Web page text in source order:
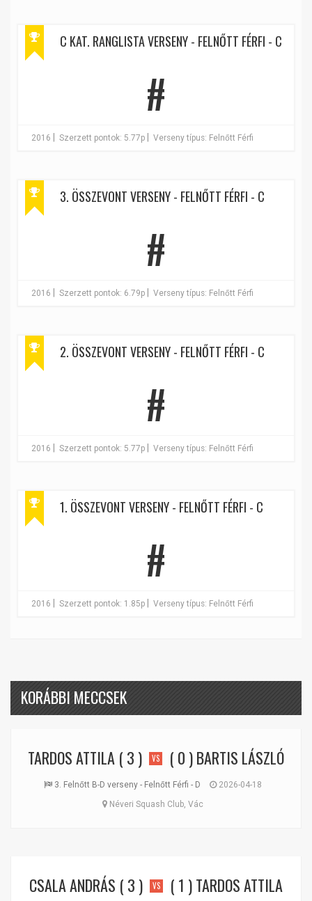
C KAT. RANGLISTA VERSENY - FELNŐTT FÉRFI - C
#
2016 Szerzett pontok: 5.77p Verseny típus: Felnőtt Férfi
3. ÖSSZEVONT VERSENY - FELNŐTT FÉRFI - C
#
2016 Szerzett pontok: 6.79p Verseny típus: Felnőtt Férfi
2. ÖSSZEVONT VERSENY - FELNŐTT FÉRFI - C
#
2016 Szerzett pontok: 5.77p Verseny típus: Felnőtt Férfi
1. ÖSSZEVONT VERSENY - FELNŐTT FÉRFI - C
#
2016 Szerzett pontok: 1.85p Verseny típus: Felnőtt Férfi
KORÁBBI MECCSEK
TARDOS ATTILA ( 3 ) VS ( 0 )BARTIS LÁSZLÓ
3. Felnőtt B-D verseny - Felnőtt Férfi - D
2026-04-18
Néveri Squash Club, Vác
CSALA ANDRÁS ( 3 ) VS ( 1 )TARDOS ATTILA